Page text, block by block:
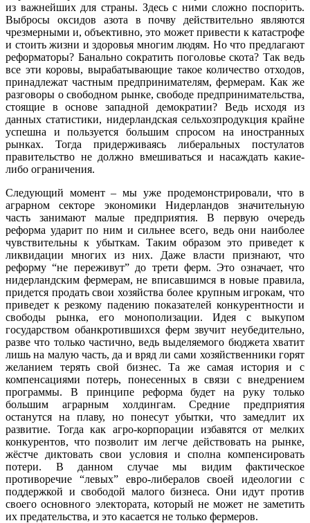
из важнейших для страны. Здесь с ними сложно поспорить.
Выбросы оксидов азота в почву действительно являются
чрезмерными и, объективно, это может привести к катастрофе
и стоить жизни и здоровья многим людям. Но что предлагают
реформаторы? Банально сократить поголовье скота? Так ведь
все эти коровы, вырабатывающие такое количество отходов,
принадлежат частным предпринимателям, фермерам. Как же
разговоры о свободном рынке, свободе предпринимательства,
стоящие в основе западной демократии? Ведь исходя из
данных статистики, нидерландская сельхозпродукция крайне
успешна и пользуется большим спросом на иностранных
рынках. Тогда придерживаясь либеральных постулатов
правительство не должно вмешиваться и насаждать какие-
либо ограничения.
Следующий момент – мы уже продемонстрировали, что в
аграрном секторе экономики Нидерландов значительную
часть занимают малые предприятия. В первую очередь
реформа ударит по ним и сильнее всего, ведь они наиболее
чувствительны к убыткам. Таким образом это приведет к
ликвидации многих из них. Даже власти признают, что
реформу “не переживут” до трети ферм. Это означает, что
нидерландским фермерам, не вписавшимся в новые правила,
придется продать свои хозяйства более крупным игрокам, что
приведет к резкому падению показателей конкурентности и
свободы рынка, его монополизации. Идея с выкупом
государством обанкротившихся ферм звучит неубедительно,
разве что только частично, ведь выделяемого бюджета хватит
лишь на малую часть, да и вряд ли сами хозяйственники горят
желанием терять свой бизнес. Та же самая история и с
компенсациями потерь, понесенных в связи с внедрением
программы. В принципе реформа будет на руку только
большим аграрным холдингам. Средние предприятия
останутся на плаву, но понесут убытки, что замедлит их
развитие. Тогда как агро-корпорации избавятся от мелких
конкурентов, что позволит им легче действовать на рынке,
жёстче диктовать свои условия и сполна компенсировать
потери. В данном случае мы видим фактическое
противоречие “левых” евро-либералов своей идеологии с
поддержкой и свободой малого бизнеса. Они идут против
своего основного электората, который не может не заметить
их предательства, и это касается не только фермеров.